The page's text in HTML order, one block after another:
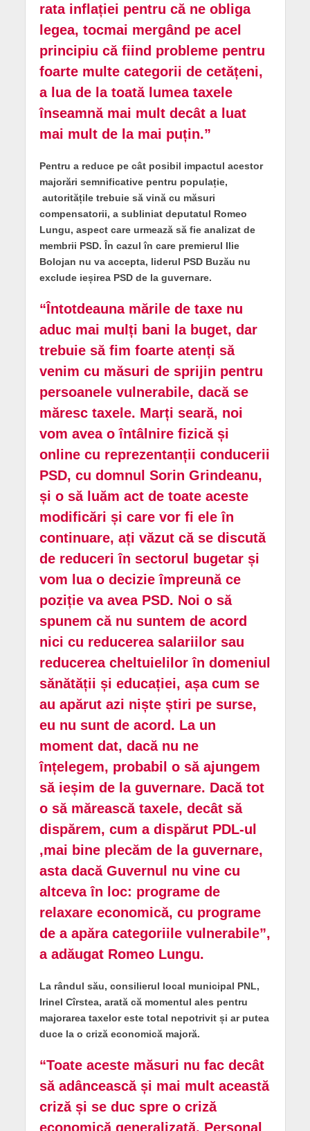
rata inflației pentru că ne obliga
legea, tocmai mergând pe acel
principiu că fiind probleme pentru
foarte multe categorii de cetățeni,
a lua de la toată lumea taxele
înseamnă mai mult decât a luat
mai mult de la mai puțin.”
Pentru a reduce pe cât posibil impactul acestor
majorări semnificative pentru populație,
autoritățile trebuie să vină cu măsuri
compensatorii, a subliniat deputatul Romeo
Lungu, aspect care urmează să fie analizat de
membrii PSD. În cazul în care premierul Ilie
Bolojan nu va accepta, liderul PSD Buzău nu
exclude ieșirea PSD de la guvernare.
“Întotdeauna mările de taxe nu
aduc mai mulți bani la buget, dar
trebuie să fim foarte atenți să
venim cu măsuri de sprijin pentru
persoanele vulnerabile, dacă se
măresc taxele. Marți seară, noi
vom avea o întâlnire fizică și
online cu reprezentanții conducerii
PSD, cu domnul Sorin Grindeanu,
și o să luăm act de toate aceste
modificări și care vor fi ele în
continuare, ați văzut că se discută
de reduceri în sectorul bugetar și
vom lua o decizie împreună ce
poziție va avea PSD. Noi o să
spunem că nu suntem de acord
nici cu reducerea salariilor sau
reducerea cheltuielilor în domeniul
sănătății și educației, așa cum se
au apărut azi niște știri pe surse,
eu nu sunt de acord. La un
moment dat, dacă nu ne
înțelegem, probabil o să ajungem
să ieșim de la guvernare. Dacă tot
o să mărească taxele, decât să
dispărem, cum a dispărut PDL-ul
,mai bine plecăm de la guvernare,
asta dacă Guvernul nu vine cu
altceva în loc: programe de
relaxare economică, cu programe
de a apăra categoriile vulnerabile”,
a adăugat Romeo Lungu.
La rândul său, consilierul local municipal PNL,
Irinel Cîrstea, arată că momentul ales pentru
majorarea taxelor este total nepotrivit și ar putea
duce la o criză economică majoră.
“Toate aceste măsuri nu fac decât
să adâncească și mai mult această
criză și se duc spre o criză
economică generalizată. Personal